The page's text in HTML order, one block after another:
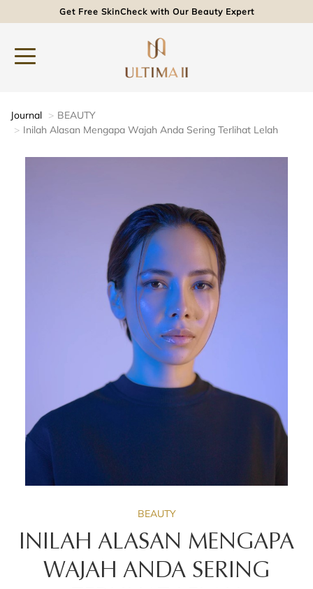
Get Free SkinCheck with Our Beauty Expert
Journal
BEAUTY
Inilah Alasan Mengapa Wajah Anda Sering Terlihat Lelah
BEAUTY
INILAH ALASAN MENGAPA
WAJAH ANDA SERING